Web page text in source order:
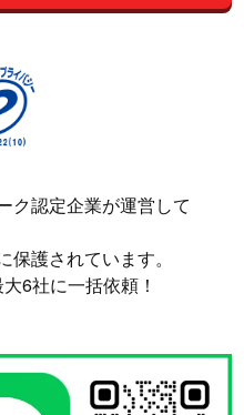
ク認定企業が運営して
護されています。
6社に一括依頼！